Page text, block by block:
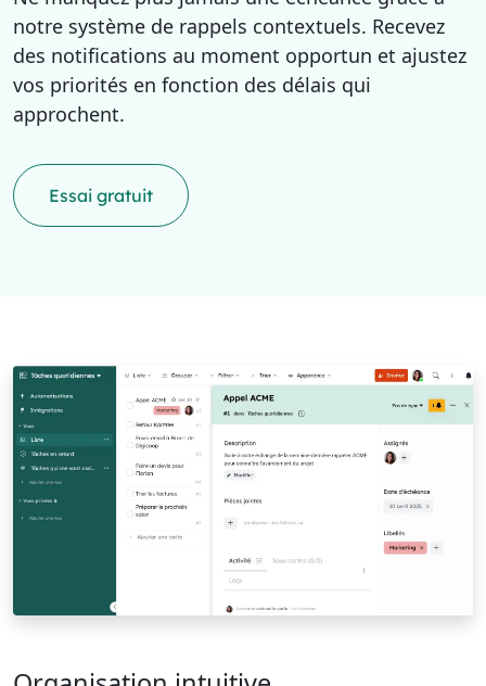
notre système de rappels contextuels. Recevez
des notifications au moment opportun et ajustez
vos priorités en fonction des délais qui
approchent.
Essai gratuit